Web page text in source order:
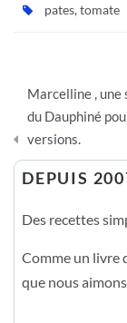
pates,tomate
de
l’article
Marcelline , une
du Dauphiné
versions.
DEPUIS
Des recettes
Comme un livre
que nous